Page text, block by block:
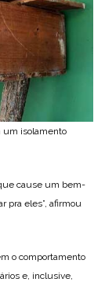
um isolamento
cause um bem-
pra eles”, afirmou
o comportamento
e, inclusive,